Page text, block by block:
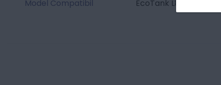
Model Compatibil
EcoTank L8050 /